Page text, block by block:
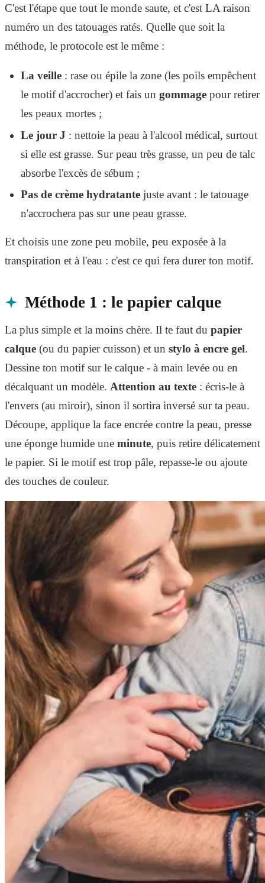
C'est l'étape que tout le monde saute, et c'est LA raison
numéro un des tatouages ratés. Quelle que soit la
méthode, le protocole est le même :
La veille: rase ou épile la zone (les poils empêchent
le motif d'accrocher) et fais un gommagepour retirer
les peaux mortes ;
Le jour J : nettoie la peau à l'alcool médical, surtout
si elle est grasse. Sur peau très grasse, un peu de talc
absorbe l'excès de sébum ;
Pas de crème hydratantejuste avant : le tatouage
n'accrochera pas sur une peau grasse.
Et choisis une zone peu mobile, peu exposée à la
transpiration et à l'eau : c'est ce qui fera durer ton motif.
Méthode 1 : le papier calque
La plus simple et la moins chère. Il te faut du papier
calque (ou du papier cuisson) et un stylo à encre gel.
Dessine ton motif sur le calque - à main levée ou en
décalquant un modèle. Attention au texte : écris-le à
l'envers (au miroir), sinon il sortira inversé sur ta peau.
Découpe, applique la face encrée contre la peau, presse
une éponge humide une minute, puis retire délicatement
le papier. Si le motif est trop pâle, repasse-le ou ajoute
des touches de couleur.